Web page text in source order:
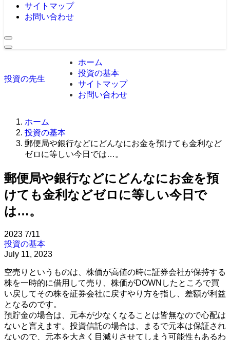
サイトマップ
お問い合わせ
投資の先生
ホーム
投資の基本
サイトマップ
お問い合わせ
ホーム
投資の基本
郵便局や銀行などにどんなにお金を預けても金利など
ゼロに等しい今日では…。
郵便局や銀行などにどんなにお金を預
けても金利などゼロに等しい今日で
は…。
2023 7/11
投資の基本
July 11, 2023
空売りというものは、株価が高値の時に証券会社が保持する
株を一時的に借用して売り、株価がDOWNしたところで買
い戻してその株を証券会社に戻すやり方を指し、差額が利益
となるのです。
預貯金の場合は、元本が少なくなることは皆無なので心配は
ないと言えます。投資信託の場合は、まるで元本は保証され
ないので、元本を大きく目減りさせてしまう可能性もあるわ